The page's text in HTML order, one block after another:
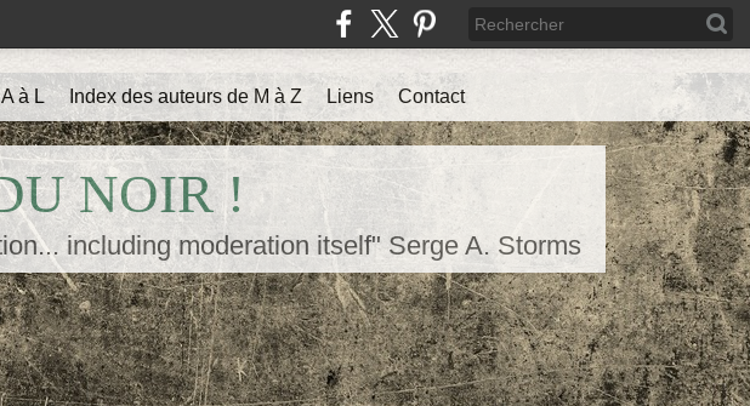
NOIR !
including moderation itself" Serge A. Storms
à L Index des auteurs de M à Z Liens Contact